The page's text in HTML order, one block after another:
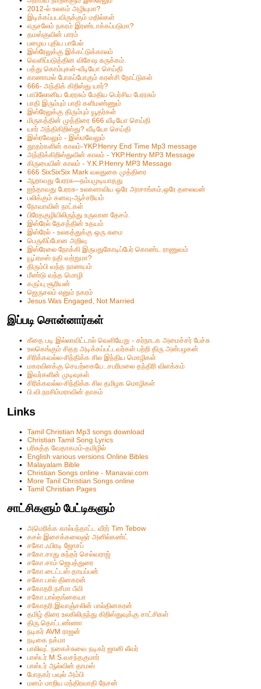
2012-ல் உலகம் அழியுமா?
இடிக்கப்படவிருக்கும் மதில்கள்
எருசலேம் நகரம் இரண்டாக்கப்படுமா?
தமஸ்குவின் பாரம்
பழைய புதிய பாபேல்
இஸ்ரேலுக்கு இக்கட்டுக்காலம்
வெளிப்படுத்தின விசேஷ சுருக்கம்.
பத்து கொம்புகள்-வீடியோ செய்தி
காணாமல் போகப்போகும் கரன்சி நோட்டுகள்
666- அந்திக் கிறிஸ்து யார்?
பாபிலோனிய பேரரசும் மேதிய பெர்சிய பேரரசும்
பாதி இரும்பும் பாதி களிமண்ணும்
இஸ்ரேலுக்கு திரும்பும் யூதர்கள்
மிருகத்தின் முத்திரை 666 வீடியோ செய்தி
யார் அந்திகிறிஸ்து? வீடியோ செய்தி
இஸ்ரவேலும் - இஸ்மவேலும்
தூதர்களின் காலம்-YKP.Henry End Time Mp3 message
அந்திக்கிறிஸ்துவின் காலம் - YKP.Hentry MP3 Message
கிருபையின் காலம் - Y.K.P.Henry MP3 Message
666 SixSixSix Mark வலதுகை முத்திரை
ஆறாவது பேரரசு—நம்பமுடியாதது
ஐந்தாவது பேரரசு- உலகளாவிய ஒரே அரசாங்கம்,ஒரே தலைவன்
பலிக்கும் கனவு-ஆச்சரியம்
நோவாவின் நாட்கள்
பிரேதகுழியிலிருந்து உருவான தேசம்.
இஸ்ரேல் தேசத்தின் உதயம்
இஸ்ரேல் - உலகத்துக்கு ஒரு சுமை
பெருகிப்போன அறிவு
இஸ்ரேலை நோக்கி இருபதுகோடிப்பேர் கொண்ட ராணுவம்
யூப்ரடீஸ் நதி வற்றுமா?
திரும்பி வந்த நாணயம்
மீண்டு வந்த மொழி
கருப்பு சூரியன்
ஜெருசலம் எனும் நகரம்
Jesus Was Engaged, Not Married
இப்படி சொன்னார்கள்
கீதை படி இல்லாவிட்டால் வெளியேறு - கர்நாடக அமைச்சர் பேச்சு
உலகெங்கும் சிதற அடிக்கப்பட்டவர்கள் பற்றி திரு அன்பழகன்
சிரிக்கவல்ல-சிந்திக்க சில இந்திய மொழிகள்
மகரவிளக்கு செயற்கையே..சபரிமலை தந்திரி விளக்கம்
இவர்களின் முடிவுகள்
சிரிக்கவல்ல-சிந்திக்க சில தமிழக மொழிகள்
பி.வி.நரசிம்மராவின் தாகம்
Links
Tamil Christian Mp3 songs download
Christian Tamil Song Lyrics
பரிசுத்த வேதாகமம்-தமிழில்
English various versions Online Bibles
Malayalam Bible
Christian Songs online - Manavai.com
More Tanil Christian Songs online
Tamil Christian Pages
சாட்சிகளும் பேட்டிகளும்
அமெரிக்க கால்பந்தாட்ட வீரர் Tim Tebow
கசல் இசைக்கலைஞர் அனில்கண்ட்
சகோ.ஃபிரடி ஜோசப்
சகோ.சாது சுந்தர் செல்வராஜ்
சகோ.சாம் ஜெபத்துரை
சகோ.டைட்டஸ் தாயப்பன்
சகோ.பால் தினகரன்
சகோதரி.நசீமா பீவி
ச‌கோ.பால்த‌ங்கையா
ச‌கோதரி.இவாஞ்சலின் பால்தின‌க‌ர‌ன்
தமிழ் திரை உலகிலிருந்து கிறிஸ்துவுக்கு சாட்சிகள்
திரு.தொட்டண்ணா
நடிகர் AVM ராஜன்
நடிகை நக்மா
பாலிவுட் நகைச்சுவை நடிகர் ஜானி லீவர்
பாஸ்டர் M.S.வசந்தகுமார்
பாஸ்டர் ஆல்வின் தாமஸ்
போதகர் பவுல் அம்பி
மனம் மாறிய மந்திரவாதி நேசன்